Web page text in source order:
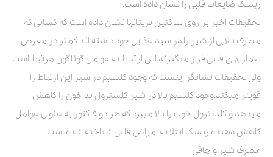
ریسک ضایعات قلبی را نشان داده است.
تحقیقات اخیر بر روی ساکنین بریتانیا نشان داده است که کسانی که
مصرف بالایی از شیر را در سبد غذایی خود داشته اند کمتر در معرض
بیماریهای قلبی قرار میگیرند.این ارتباط به عوامل گوناگون مرتبط است
ولی تحقیقات نشانگر اینست که وجود کلسیم در شیر این ارتباط را
قویتر میکند.وجود کلسیم بالا در شیر کلسترول بد خون را کاهش
میدهد و کلسترول خوب را بالا میبرد که هر دو فاکتور به عنوان عوامل
کاهش دهنده ریسک ابتلا به امراض قلبی شناخته شده است.
مصرف شیر و چاقی